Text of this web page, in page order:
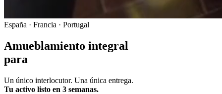
España · Francia · Portugal
Amueblamiento integral
para
Un único interlocutor. Una única entrega.
Tu activo listo en 3 semanas.